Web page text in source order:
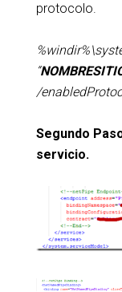
protocolo.
“
/
Segundo
servicio.